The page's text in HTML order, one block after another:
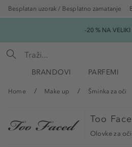
Besplatan uzorak / Besplatno zamatanje
-20 % NA
BRANDOVI PARFEMI
Home Make up Šminka za oči
Too
Olovke za oči